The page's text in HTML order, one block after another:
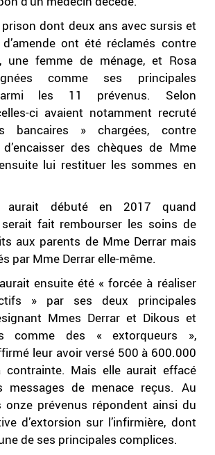
dont deux ans avec sursis et
ont été réclamés contre
une femme de ménage, et Rosa
comme ses principales
les 11 prévenus. Selon
ci avaient notamment recruté
bancaires » chargées, contre
d’encaisser des chèques de Mme
lui restituer les sommes en
aurait débuté en 2017 quand
serait fait rembourser les soins de
aux parents de Mme Derrar mais
par Mme Derrar elle-même.
ensuite été « forcée à réaliser
» par ses deux principales
Mmes Derrar et Dikous et
comme des « extorqueurs »,
leur avoir versé 500 à 600.000
Mais elle aurait effacé
messages de menace reçus. Au
onze prévenus répondent ainsi du
d’extorsion sur l’infirmière, dont
de ses principales complices.